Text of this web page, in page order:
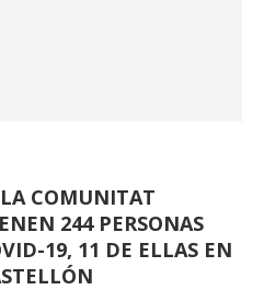
COMUNITAT
244 PERSONAS
19, 11 DE ELLAS EN